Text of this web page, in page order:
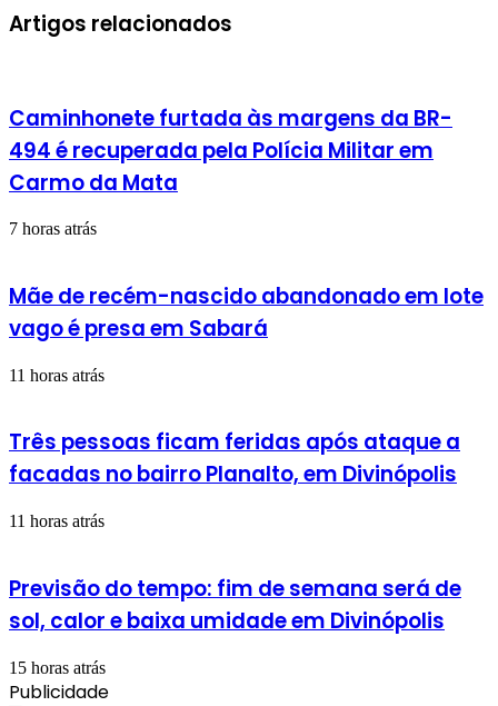
mail
Artigos relacionados
Caminhonete furtada às margens da BR-
494 é recuperada pela Polícia Militar em
Carmo da Mata
7 horas atrás
Mãe de recém-nascido abandonado em lote
vago é presa em Sabará
11 horas atrás
Três pessoas ficam feridas após ataque a
facadas no bairro Planalto, em Divinópolis
11 horas atrás
Previsão do tempo: fim de semana será de
sol, calor e baixa umidade em Divinópolis
15 horas atrás
Publicidade